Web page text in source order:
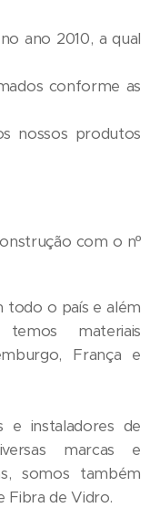
2010, a qual
conforme as
produtos
com o nº
todo o país e além
materiais
França e
e instaladores de
marcas e
somos também
Fibra de Vidro.